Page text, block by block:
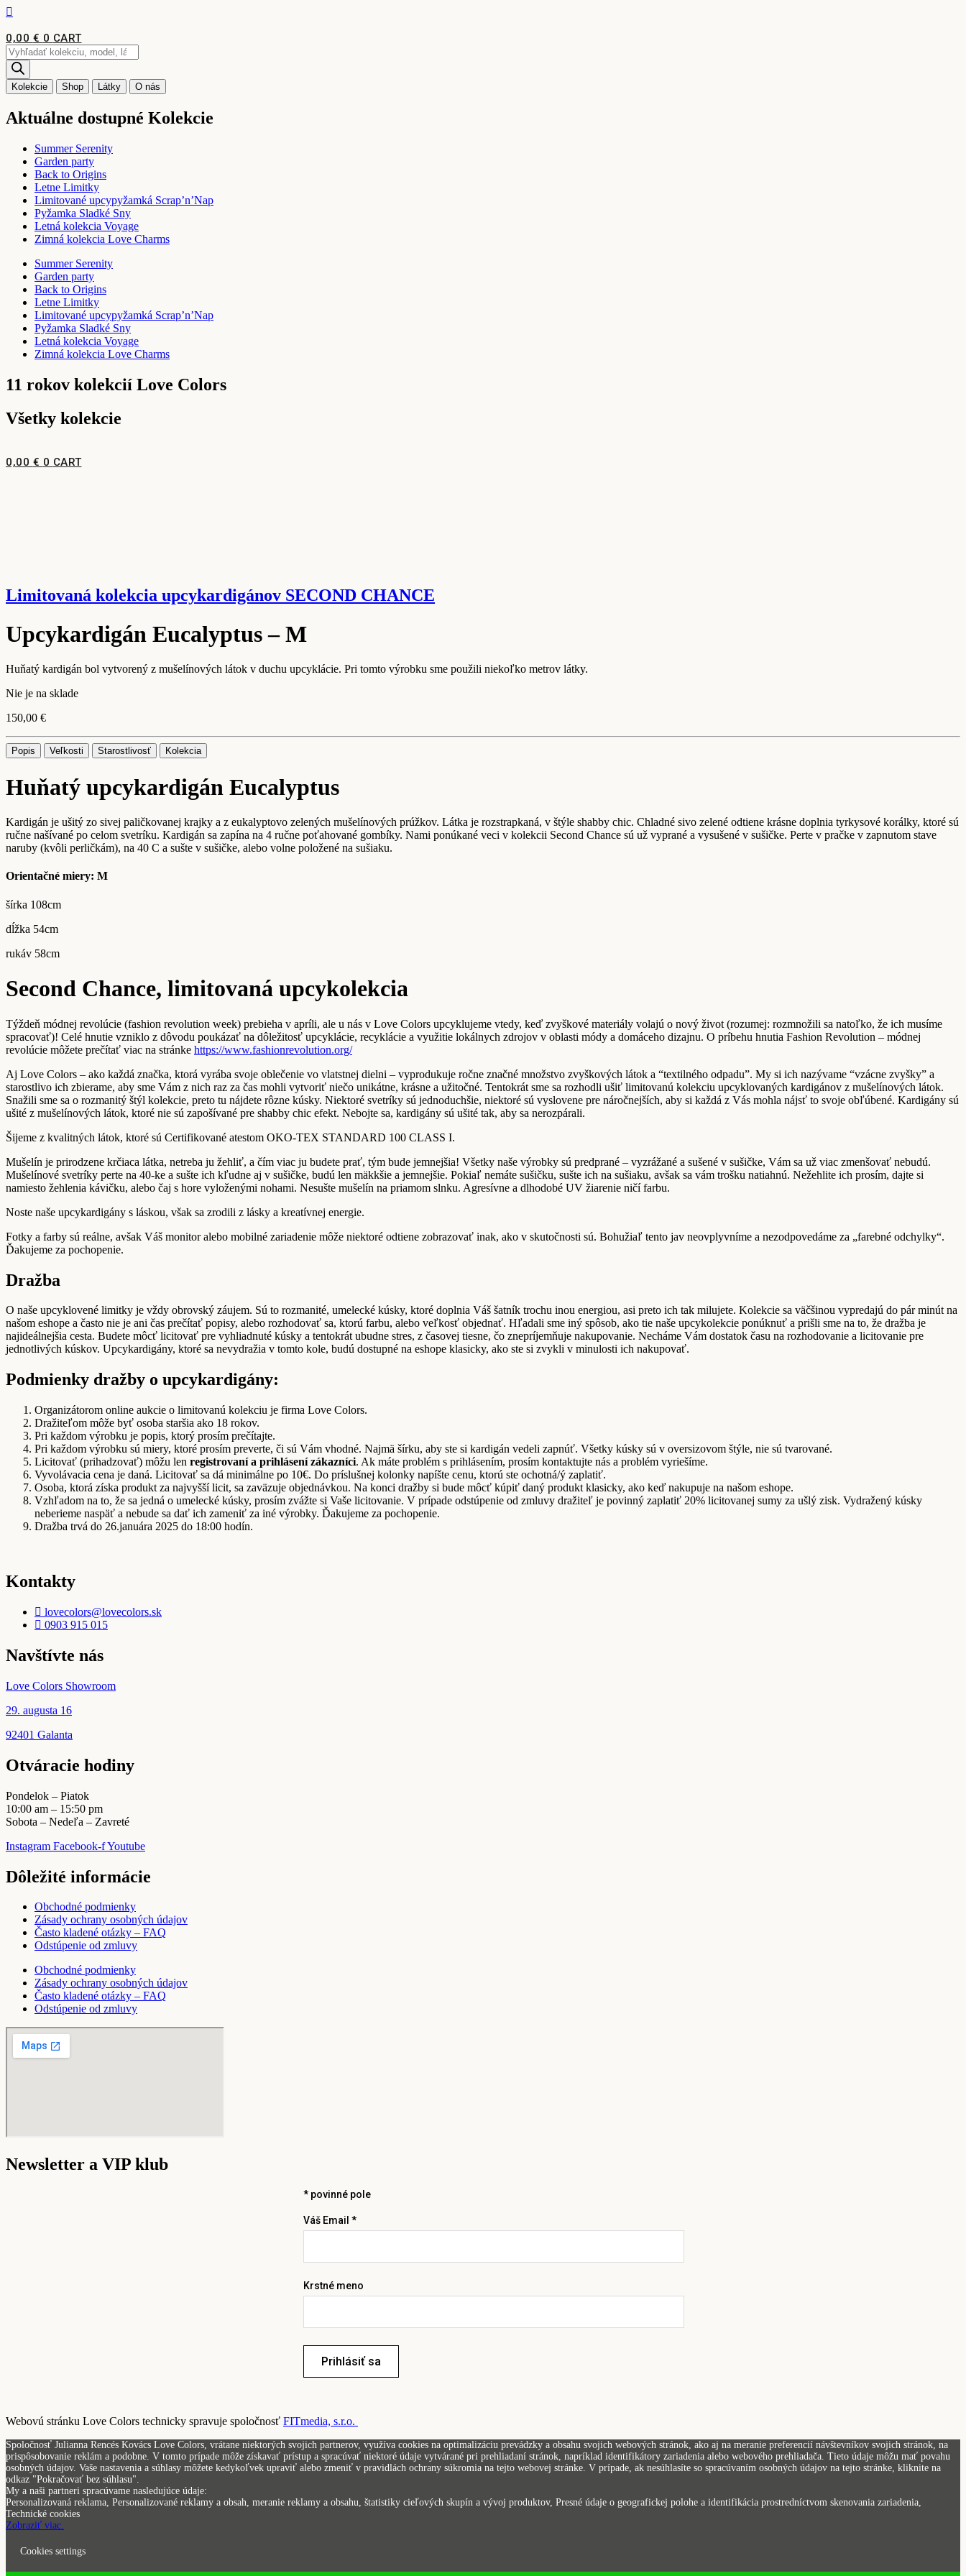
Preskočiť
obsah
0,00 € 0 CART
Products
search
Kolekcie Shop Látky O nás
Aktuálne dostupné Kolekcie
Summer Serenity
Garden party
Back to Origins
Letne Limitky
Limitované upcypyžamká Scrap’n’Nap
Pyžamka Sladké Sny
Letná kolekcia Voyage
Zimná kolekcia Love Charms
Summer Serenity
Garden party
Back to Origins
Letne Limitky
Limitované upcypyžamká Scrap’n’Nap
Pyžamka Sladké Sny
Letná kolekcia Voyage
Zimná kolekcia Love Charms
11 rokov kolekcií Love Colors
Všetky kolekcie
0,00 € 0 CART
Limitovaná kolekcia upcykardigánov SECOND CHANCE
Upcykardigán Eucalyptus – M
Huňatý kardigán bol vytvorený z mušelínových látok v duchu upcyklácie. Pri tomto výrobku sme použili niekoľko metrov látky.
Nie je na sklade
150,00 €
Popis Veľkosti Starostlivosť Kolekcia
Huňatý upcykardigán Eucalyptus
Kardigán je ušitý zo sivej paličkovanej krajky a z eukalyptovo zelených mušelínových prúžkov. Látka je rozstrapkaná, v štýle shabby chic. Chladné sivo zelené odtiene krásne doplnia tyrkysové korálky, ktoré sú
ručne našívané po celom svetríku. Kardigán sa zapína na 4 ručne poťahované gombíky. Nami ponúkané veci v kolekcii Second Chance sú už vyprané a vysušené v sušičke. Perte v pračke v zapnutom stave
naruby (kvôli perličkám), na 40 C a sušte v sušičke, alebo volne položené na sušiaku.
Orientačné miery: M
šírka 108cm
dĺžka 54cm
rukáv 58cm
Second Chance, limitovaná upcykolekcia
Týždeň módnej revolúcie (fashion revolution week) prebieha v apríli, ale u nás v Love Colors upcyklujeme vtedy, keď zvyškové materiály volajú o nový život (rozumej: rozmnožili sa natoľko, že ich musíme
spracovať)! Celé hnutie vzniklo z dôvodu poukázať na dôležitosť upcyklácie, recyklácie a využitie lokálnych zdrojov v oblasti módy a domáceho dizajnu. O príbehu hnutia Fashion Revolution – módnej
revolúcie môžete prečítať viac na stránke https://www.fashionrevolution.org/
Aj Love Colors – ako každá značka, ktorá vyrába svoje oblečenie vo vlatstnej dielni – vyprodukuje ročne značné množstvo zvyškových látok a “textilného odpadu”. My si ich nazývame “vzácne zvyšky” a
starostlivo ich zbierame, aby sme Vám z nich raz za čas mohli vytvoriť niečo unikátne, krásne a užitočné. Tentokrát sme sa rozhodli ušiť limitovanú kolekciu upcyklovaných kardigánov z mušelínových látok.
Snažili sme sa o rozmanitý štýl kolekcie, preto tu nájdete rôzne kúsky. Niektoré svetríky sú jednoduchšie, niektoré sú vyslovene pre náročnejších, aby si každá z Vás mohla nájsť to svoje obľúbené. Kardigány sú
ušité z mušelínových látok, ktoré nie sú zapošívané pre shabby chic efekt. Nebojte sa, kardigány sú ušité tak, aby sa nerozpárali.
Šijeme z kvalitných látok, ktoré sú Certifikované atestom OKO-TEX STANDARD 100 CLASS I.
Mušelín je prirodzene krčiaca látka, netreba ju žehliť, a čím viac ju budete prať, tým bude jemnejšia! Všetky naše výrobky sú predprané – vyzrážané a sušené v sušičke, Vám sa už viac zmenšovať nebudú.
Mušelínové svetríky perte na 40-ke a sušte ich kľudne aj v sušičke, budú len mäkkšie a jemnejšie. Pokiaľ nemáte sušičku, sušte ich na sušiaku, avšak sa vám trošku natiahnú. Nežehlite ich prosím, dajte si
namiesto žehlenia kávičku, alebo čaj s hore vyloženými nohami. Nesušte mušelín na priamom slnku. Agresívne a dlhodobé UV žiarenie ničí farbu.
Noste naše upcykardigány s láskou, však sa zrodili z lásky a kreatívnej energie.
Fotky a farby sú reálne, avšak Váš monitor alebo mobilné zariadenie môže niektoré odtiene zobrazovať inak, ako v skutočnosti sú. Bohužiaľ tento jav neovplyvníme a nezodpovedáme za „farebné odchylky“.
Ďakujeme za pochopenie.
Dražba
O naše upcyklovené limitky je vždy obrovský záujem. Sú to rozmanité, umelecké kúsky, ktoré doplnia Váš šatník trochu inou energiou, asi preto ich tak milujete. Kolekcie sa väčšinou vypredajú do pár minút na
našom eshope a často nie je ani čas prečítať popisy, alebo rozhodovať sa, ktorú farbu, alebo veľkosť objednať. Hľadali sme iný spôsob, ako tie naše upcykolekcie ponúknuť a prišli sme na to, že dražba je
najideálnejšia cesta. Budete môcť licitovať pre vyhliadnuté kúsky a tentokrát ubudne stres, z časovej tiesne, čo znepríjemňuje nakupovanie. Necháme Vám dostatok času na rozhodovanie a licitovanie pre
jednotlivých kúskov. Upcykardigány, ktoré sa nevydražia v tomto kole, budú dostupné na eshope klasicky, ako ste si zvykli v minulosti ich nakupovať.
Podmienky dražby o upcykardigány:
Organizátorom online aukcie o limitovanú kolekciu je firma Love Colors.
Dražiteľom môže byť osoba staršia ako 18 rokov.
Pri každom výrobku je popis, ktorý prosím prečítajte.
Pri každom výrobku sú miery, ktoré prosím preverte, či sú Vám vhodné. Najmä šírku, aby ste si kardigán vedeli zapnúť. Všetky kúsky sú v oversizovom štýle, nie sú tvarované.
Licitovať (prihadzovať) môžu len registrovaní a prihlásení zákazníci. Ak máte problém s prihlásením, prosím kontaktujte nás a problém vyriešíme.
Vyvolávacia cena je daná. Licitovať sa dá minimálne po 10€. Do príslušnej kolonky napíšte cenu, ktorú ste ochotná/ý zaplatiť.
Osoba, ktorá získa produkt za najvyšší licit, sa zaväzuje objednávkou. Na konci dražby si bude môcť kúpiť daný produkt klasicky, ako keď nakupuje na našom eshope.
Vzhľadom na to, že sa jedná o umelecké kúsky, prosím zvážte si Vaše licitovanie. V prípade odstúpenie od zmluvy dražiteľ je povinný zaplatiť 20% licitovanej sumy za ušlý zisk. Vydražený kúsky
neberieme naspäť a nebude sa dať ich zameniť za iné výrobky. Ďakujeme za pochopenie.
Dražba trvá do 26.januára 2025 do 18:00 hodín.
Kontakty
lovecolors@lovecolors.sk
0903 915 015
Navštívte nás
Love Colors Showroom
29. augusta 16
92401 Galanta
Otváracie hodiny
Pondelok – Piatok
10:00 am – 15:50 pm
Sobota – Nedeľa – Zavreté
Instagram Facebook-fYoutube
Dôležité informácie
Obchodné podmienky
Zásady ochrany osobných údajov
Často kladené otázky – FAQ
Odstúpenie od zmluvy
Obchodné podmienky
Zásady ochrany osobných údajov
Často kladené otázky – FAQ
Odstúpenie od zmluvy
Newsletter a VIP klub
* povinné pole
Váš Email *
Krstné meno
Prihlásiť sa
Webovú stránku Love Colors technicky spravuje spoločnosť FITmedia, s.r.o.
Spoločnosť Julianna Rencés Kovács Love Colors, vrátane niektorých svojich partnerov, využíva cookies na optimalizáciu prevádzky a obsahu svojich webových stránok, ako aj na meranie preferencií návštevníkov svojich stránok, na
prispôsobovanie reklám a podobne. V tomto prípade môže získavať prístup a spracúvať niektoré údaje vytvárané pri prehliadaní stránok, napríklad identifikátory zariadenia alebo webového prehliadača. Tieto údaje môžu mať povahu
osobných údajov. Vaše nastavenia a súhlasy môžete kedykoľvek upraviť alebo zmeniť v pravidlách ochrany súkromia na tejto webovej stránke. V prípade, ak nesúhlasíte so spracúvaním osobných údajov na tejto stránke, kliknite na
odkaz "Pokračovať bez súhlasu".
My a naši partneri spracúvame nasledujúce údaje:
Personalizovaná reklama, Personalizované reklamy a obsah, meranie reklamy a obsahu, štatistiky cieľových skupín a vývoj produktov, Presné údaje o geografickej polohe a identifikácia prostredníctvom skenovania zariadenia,
Technické cookies
Zobraziť viac.
Cookies settings